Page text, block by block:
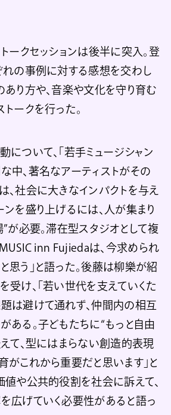
ークセッションは後半に突入。登
れの事例に対する感想を交わし
あり方や、音楽や文化を守り育む
ークを行った。
ついて、「若手ミュージシャン
中、著名なアーティストがその
、社会に大きなインパクトを与え
ンを盛り上げるには、人が集まり
が必要。滞在型スタジオとして複
inn Fujiedaは、今求められ
思う」と語った。後藤は柳樂が紹
受け、「若い世代を支えていくた
は避けて通れず、仲間内の相互
ある。子どもたちに“もっと自由
て、型にはまらない創造的表現
がこれから重要だと思います」と
値や公共的役割を社会に訴えて、
広げていく必要性があると語っ